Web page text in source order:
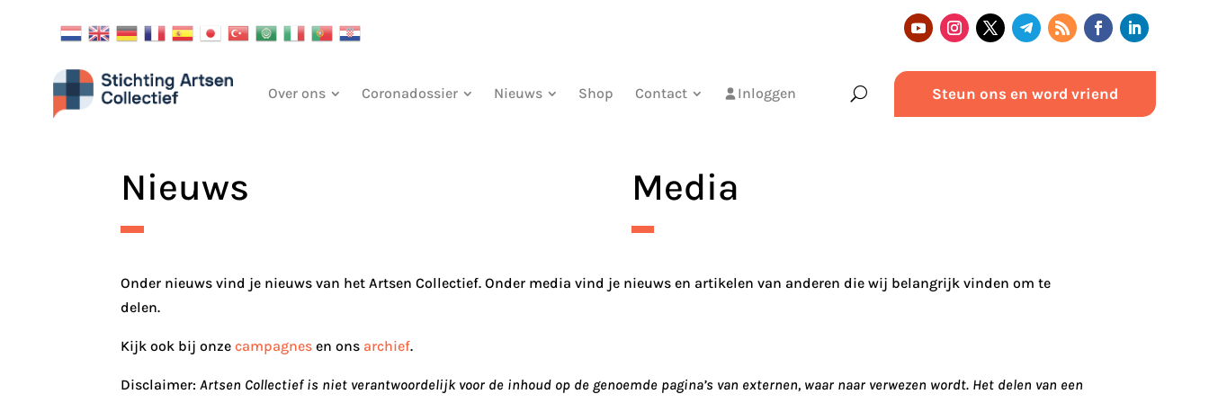
Over ons Coronadossier Nieuws Shop Contact Inloggen Steun ons en word vriend
Nieuws Media
Onder nieuws vind je nieuws van het Artsen Collectief. Onder media vind je nieuws en artikelen van anderen die wij belangrijk vinden om te
delen.
Kijk ook bij onzecampagnes en ons archief.
Disclaimer:Artsen Collectief is niet verantwoordelijk voor de inhoud op de genoemde pagina’s van externen, waar naar verwezen wordt. Het delen van een